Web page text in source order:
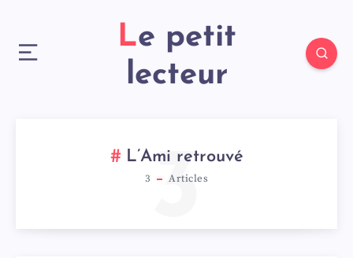
Le petit
lecteur
L’Ami retrouvé
3 Articles
3